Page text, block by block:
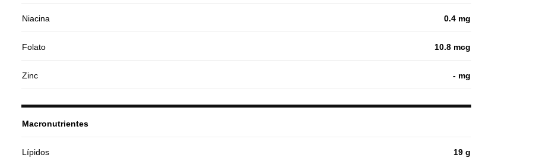
Niacina 0.4 mg
Folato 10.8 mcg
Zinc - mg
Macronutrientes
Lípidos 19 g